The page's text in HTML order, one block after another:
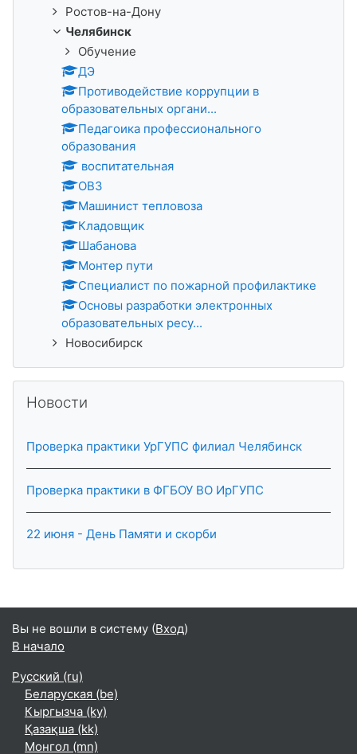
Ростов-на-Дону
Челябинск
Обучение
ДЭ
Противодействие коррупции в
образовательных органи...
Педагоика профессионального
образования
воспитательная
ОВЗ
Машинист тепловоза
Кладовщик
Шабанова
Монтер пути
Специалист по пожарной профилактике
Основы разработки электронных
образовательных ресу...
Новосибирск
Новости
Проверка практики УрГУПС филиал Челябинск
Проверка практики в ФГБОУ ВО ИрГУПС
22 июня - День Памяти и скорби
Вы не вошли в систему (Вход)
В начало
Русский ‎(ru)‎
Беларуская ‎(be)‎
Кыргызча ‎(ky)‎
Қазақша ‎(kk)‎
Монгол ‎(mn)‎